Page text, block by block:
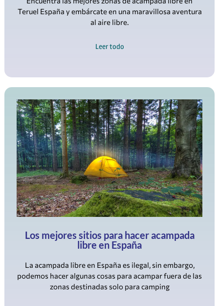
Teruel España y embárcate en una maravillosa aventura
al aire libre.
Leer todo
Los mejores sitios para hacer acampada
libre en España
La acampada libre en España es ilegal, sin embargo,
podemos hacer algunas cosas para acampar fuera de las
zonas destinadas solo para camping